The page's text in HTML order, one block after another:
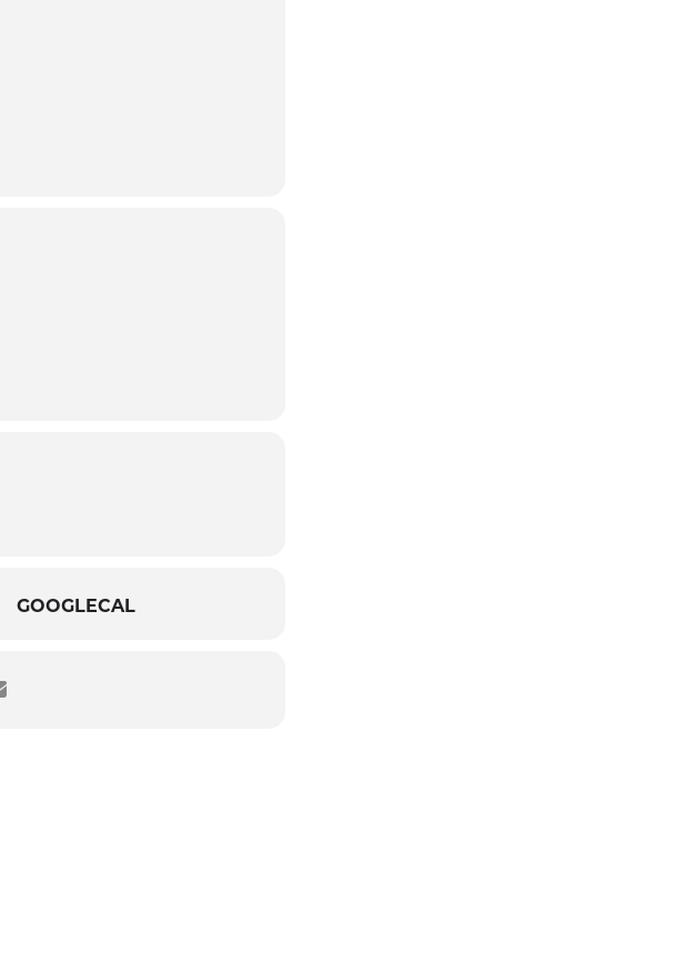
GOOGLECAL